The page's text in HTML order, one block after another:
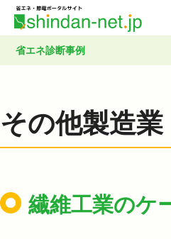
省エネ診断事例
その他製造
繊維工業のケ